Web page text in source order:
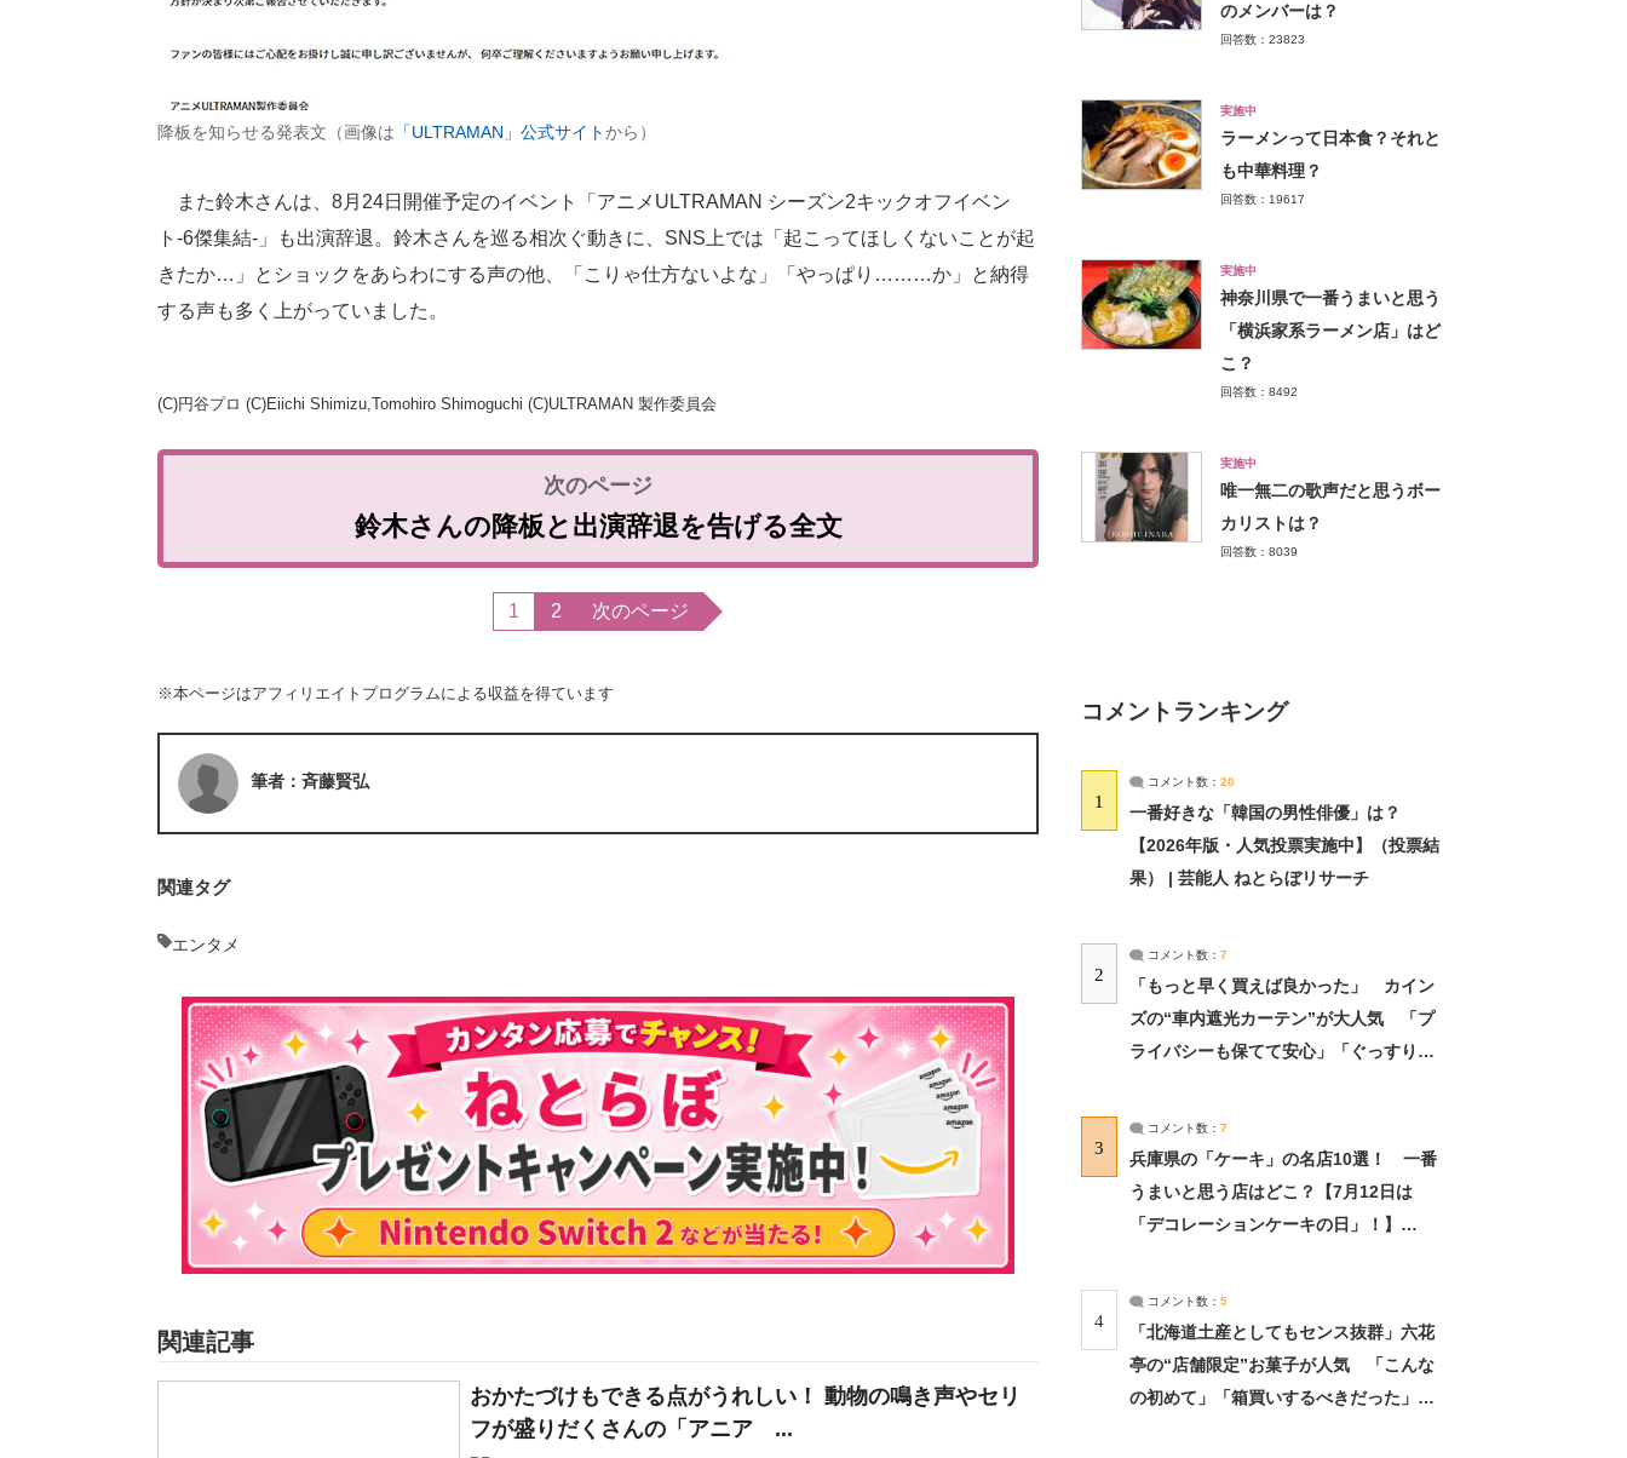
降板を知らせる発表文（画像は 「ULTRAMAN」公式サイトから）
また鈴木さんは、8月24日開催予定のイベント「アニメULTRAMAN シーズン2キックオフイベン
ト-6傑集結-」も出演辞退。鈴木さんを巡る相次ぐ動きに、SNS上では「起こってほしくないことが起
きたか…」とショックをあらわにする声の他、「こりゃ仕方ないよな」「やっぱり………か」と納得
する声も多く上がっていました。
(C)円谷プロ (C)Eiichi Shimizu,Tomohiro Shimoguchi (C)ULTRAMAN 製作委員会
鈴木さんの降板と出演辞退を告げる全文
1 2 次のページ
※本ページはアフィリエイトプログラムによる収益を得ています
筆者：斉藤賢弘
関連タグ
エンタメ
関連記事
おかたづけもできる点がうれしい！ 動物の鳴き声やセリ
フが盛りだくさんの「アニア ...
のメンバーは？
回答数：23823
実施中
ラーメンって日本食？それと
も中華料理？
回答数：19617
実施中
神奈川県で一番うまいと思う
「横浜家系ラーメン店」はど
こ？
回答数：8492
実施中
唯一無二の歌声だと思うボー
カリストは？
回答数：8039
コメントランキング
1
コメント数： 20
一番好きな「韓国の男性俳優」は？
【2026年版・人気投票実施中】（投票結
果） | 芸能人 ねとらぼリサーチ
2
コメント数： 7
「もっと早く買えば良かった」 カイン
ズの“車内遮光カーテン”が大人気 「プ
ライバシーも保てて安心」「ぐっすり眠
3
コメント数： 7
兵庫県の「ケーキ」の名店10選！ 一番
うまいと思う店はどこ？【7月12日は
「デコレーションケーキの日」！】
4
コメント数： 5
「北海道土産としてもセンス抜群」六花
亭の“店舗限定”お菓子が人気 「こんな
の初めて」「箱買いするべきだった」